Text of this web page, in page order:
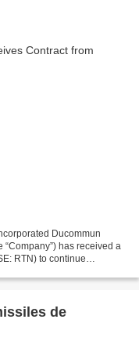
Ducommun
“Company”) has received a
RTN) to continue
de